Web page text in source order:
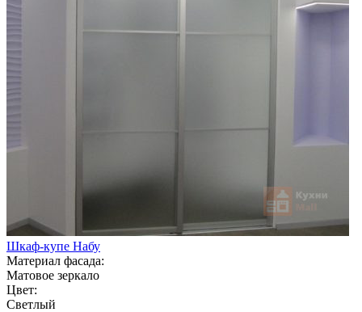
Шкаф-купе Набу
Материал фасада:
Матовое зеркало
Цвет:
Светлый